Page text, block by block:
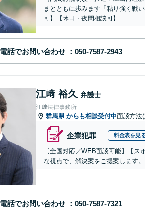
まとともに歩みます「粘り強く戦
可】【休日・夜間相談可】
電話でお問い合わせ
江﨑 裕久 弁護士
江﨑法律事務所
群馬県 からも相談受付中面談方法
企業犯罪 料金表を見る
【全国対応／WEB面談可能】【
な視点で、解決案をご提案します
電話でお問い合わせ